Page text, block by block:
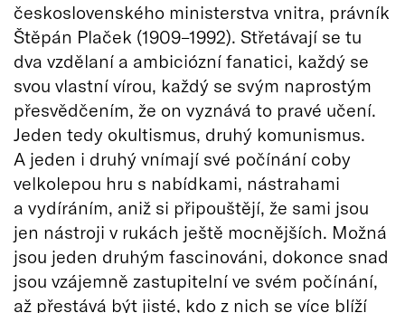
československého ministerstva vnitra, právník
Štěpán Plaček (1909–1992). Střetávají se tu
dva vzdělaní a ambiciózní fanatici, každý se
svou vlastní vírou, každý se svým naprostým
přesvědčením, že on vyznává to pravé učení.
Jeden tedy okultismus, druhý komunismus.
A jeden i druhý vnímají své počínání coby
velkolepou hru s nabídkami, nástrahami
a vydíráním, aniž si připouštějí, že sami jsou
jen nástroji v rukách ještě mocnějších. Možná
jsou jeden druhým fascinováni, dokonce snad
jsou vzájemně zastupitelní ve svém počínání,
až přestává být jisté, kdo z nich se více blíží